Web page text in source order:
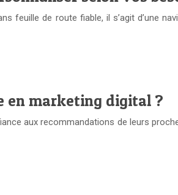
feuille de route fiable, il s’agit d’une
en marketing digital ?
aux recommandations de leurs